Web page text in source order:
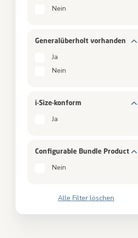
Nein
Generalüberholt vorhanden
Ja
Nein
i-Size-konform
Ja
Configurable Bundle Product
Nein
Alle Filter löschen